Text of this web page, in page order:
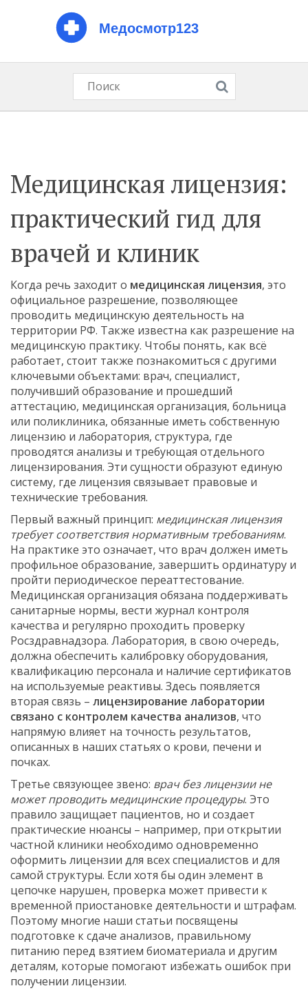
Медицинская лицензия:
практический гид для
врачей и клиник
Когда речь заходит о медицинская лицензия, это
официальное разрешение, позволяющее
проводить медицинскую деятельность на
территории РФ. Также известна как разрешение на
медицинскую практику. Чтобы понять, как всё
работает, стоит также познакомиться с другими
ключевыми объектами: врач, специалист,
получивший образование и прошедший
аттестацию, медицинская организация, больница
или поликлиника, обязанные иметь собственную
лицензию и лаборатория, структура, где
проводятся анализы и требующая отдельного
лицензирования. Эти сущности образуют единую
систему, где лицензия связывает правовые и
технические требования.
Первый важный принцип: медицинская лицензия
требует соответствия нормативным требованиям.
На практике это означает, что врач должен иметь
профильное образование, завершить ординатуру и
пройти периодическое переаттестование.
Медицинская организация обязана поддерживать
санитарные нормы, вести журнал контроля
качества и регулярно проходить проверку
Росздравнадзора. Лаборатория, в свою очередь,
должна обеспечить калибровку оборудования,
квалификацию персонала и наличие сертификатов
на используемые реактивы. Здесь появляется
вторая связь – лицензирование лаборатории
связано с контролем качества анализов, что
напрямую влияет на точность результатов,
описанных в наших статьях о крови, печени и
почках.
Третье связующее звено: врач без лицензии не
может проводить медицинские процедуры. Это
правило защищает пациентов, но и создает
практические нюансы – например, при открытии
частной клиники необходимо одновременно
оформить лицензии для всех специалистов и для
самой структуры. Если хотя бы один элемент в
цепочке нарушен, проверка может привести к
временной приостановке деятельности и штрафам.
Поэтому многие наши статьи посвящены
подготовке к сдаче анализов, правильному
питанию перед взятием биоматериала и другим
деталям, которые помогают избежать ошибок при
получении лицензии.